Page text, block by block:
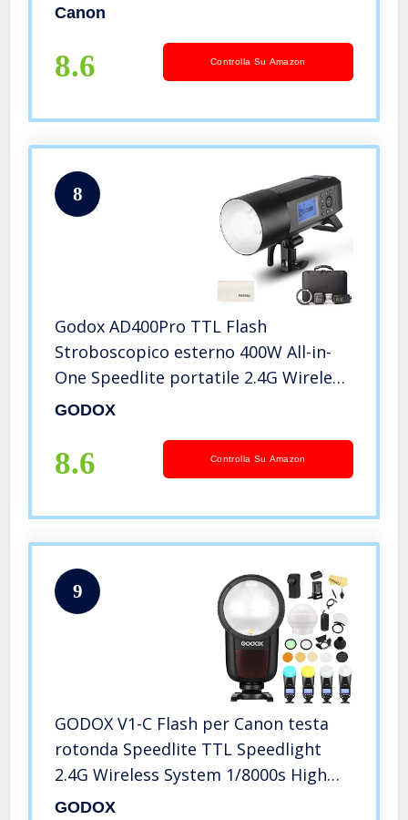
Canon
8.6 Controlla Su Amazon
8
Godox AD400Pro TTL Flash
Stroboscopico esterno 400W All-in-
One Speedlite portatile 2.4G Wireless
X sistema Lampada da modellismo
mount per Camera Canon Sony Nikon
Fuji
GODOX
8.6 Controlla Su Amazon
9
GODOX V1-C Flash per Canon testa
rotonda Speedlite TTL Speedlight
2.4G Wireless System 1/8000s High
Speed Sync, batteria al litio da 2600
GODOX